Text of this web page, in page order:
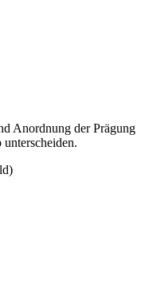
Anordnung der Prägung